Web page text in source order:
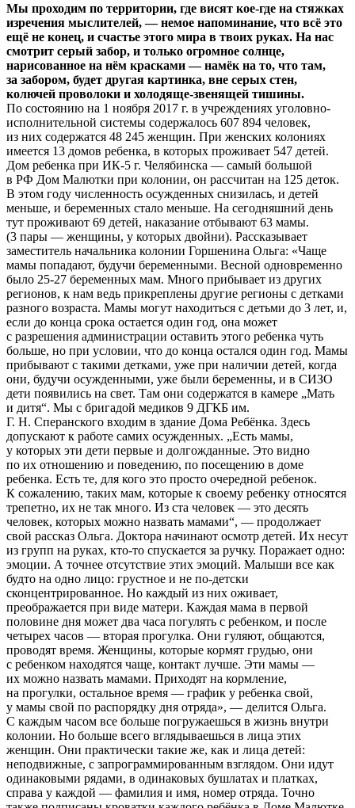
Мы проходим по территории, где висят кое-где на стяжках
изречения мыслителей, — немое напоминание, что всё это
ещё не конец, и счастье этого мира в твоих руках. На нас
смотрит серый забор, и только огромное солнце,
нарисованное на нём красками — намёк на то, что там,
за забором, будет другая картинка, вне серых стен,
колючей проволоки и холодяще-звенящей тишины.
По состоянию на 1 ноября 2017 г. в учреждениях уголовно-
исполнительной системы содержалось 607 894 человек,
из них содержатся 48 245 женщин. При женских колониях
имеется 13 домов ребенка, в которых проживает 547 детей.
Дом ребенка при ИК-5 г. Челябинска — самый большой
в РФ Дом Малютки при колонии, он рассчитан на 125 деток.
В этом году численность осужденных снизилась, и детей
меньше, и беременных стало меньше. На сегодняшний день
тут проживают 69 детей, наказание отбывают 63 мамы.
(3 пары — женщины, у которых двойни). Рассказывает
заместитель начальника колонии Горшенина Ольга: «Чаще
мамы попадают, будучи беременными. Весной одновременно
было 25-27 беременных мам. Много прибывает из других
регионов, к нам ведь прикреплены другие регионы с детками
разного возраста. Мамы могут находиться с детьми до 3 лет, и,
если до конца срока остается один год, она может
с разрешения администрации оставить этого ребенка чуть
больше, но при условии, что до конца остался один год. Мамы
прибывают с такими детками, уже при наличии детей, когда
они, будучи осужденными, уже были беременны, и в СИЗО
дети появились на свет. Там они содержатся в камере „Мать
и дитя“. Мы с бригадой медиков 9 ДГКБ им.
Г. Н. Сперанского входим в здание Дома Ребёнка. Здесь
допускают к работе самих осужденных. „Есть мамы,
у которых эти дети первые и долгожданные. Это видно
по их отношению и поведению, по посещению в доме
ребенка. Есть те, для кого это просто очередной ребенок.
К сожалению, таких мам, которые к своему ребенку относятся
трепетно, их не так много. Из ста человек — это десять
человек, которых можно назвать мамами“, — продолжает
свой рассказ Ольга. Доктора начинают осмотр детей. Их несут
из групп на руках, кто-то спускается за ручку. Поражает одно:
эмоции. А точнее отсутствие этих эмоций. Малыши все как
будто на одно лицо: грустное и не по-детски
сконцентрированное. Но каждый из них оживает,
преображается при виде матери. Каждая мама в первой
половине дня может два часа погулять с ребенком, и после
четырех часов — вторая прогулка. Они гуляют, общаются,
проводят время. Женщины, которые кормят грудью, они
с ребенком находятся чаще, контакт лучше. Эти мамы —
их можно назвать мамами. Приходят на кормление,
на прогулки, остальное время — график у ребенка свой,
у мамы свой по распорядку дня отряда», — делится Ольга.
С каждым часом все больше погружаешься в жизнь внутри
колонии. Но больше всего вглядываешься в лица этих
женщин. Они практически такие же, как и лица детей:
неподвижные, с запрограммированным взглядом. Они идут
одинаковыми рядами, в одинаковых бушлатах и платках,
справа у каждой — фамилия и имя, номер отряда. Точно